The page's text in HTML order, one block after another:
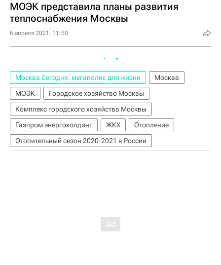
МОЭК представила планы развития
теплоснабжения Москвы
6 апреля 2021, 11:50
Москва Сегодня: мегаполис для жизни
Москва
МОЭК
Городское хозяйство Москвы
Комплекс городского хозяйства Москвы
Газпром энергохолдинг
ЖКХ
Отопление
Отопительный сезон 2020-2021 в России